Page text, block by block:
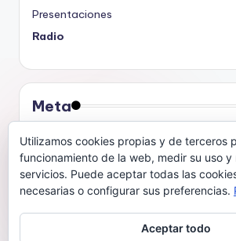
Presentaciones
Radio
Meta
Acceder
Feed de entradas
Feed de comentarios
Utilizamos cookies propias y de terceros
funcionamiento de la web, medir su uso y
servicios. Puede aceptar todas las
necesarias o configurar sus preferencias.
Aceptar todo